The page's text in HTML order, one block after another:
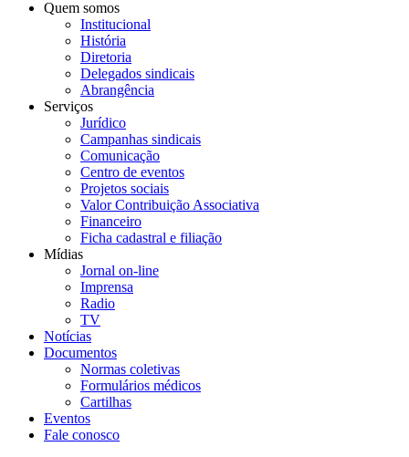
Quem somos
Institucional
História
Diretoria
Delegados sindicais
Abrangência
Serviços
Jurídico
Campanhas sindicais
Comunicação
Centro de eventos
Projetos sociais
Valor Contribuição Associativa
Financeiro
Ficha cadastral e filiação
Mídias
Jornal on-line
Imprensa
Radio
TV
Notícias
Documentos
Normas coletivas
Formulários médicos
Cartilhas
Eventos
Fale conosco